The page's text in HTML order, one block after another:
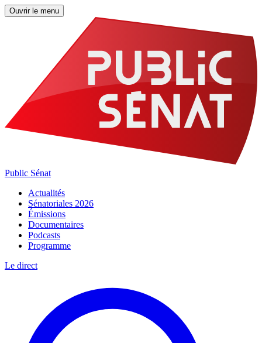
Ouvrir le menu
Public Sénat
Actualités
Sénatoriales 2026
Émissions
Documentaires
Podcasts
Programme
Le direct